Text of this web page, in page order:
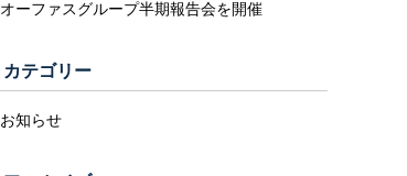
オーファスグループ半期報告会を開催
カテゴリー
お知らせ